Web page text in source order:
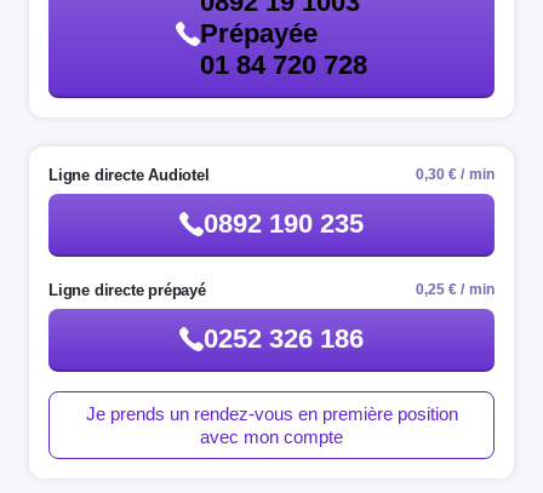
Prépayée
01 84 720 728
Ligne directe Audiotel 0,30 € / min
0892 190 235
Ligne directe prépayé 0,25 € / min
0252 326 186
Je prends un rendez-vous en première position
avec mon compte